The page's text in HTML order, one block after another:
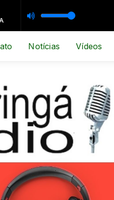
MÚSICA, ESPORTE E NOTÍCIA
Notícias Vídeos